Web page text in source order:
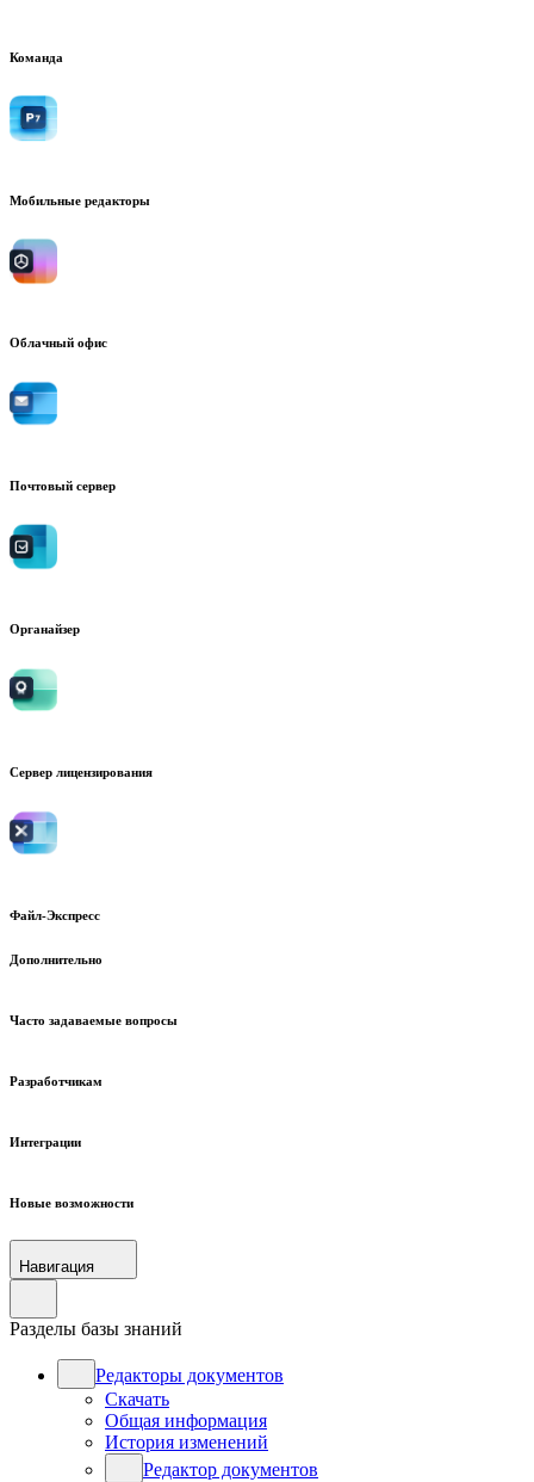
Команда
Мобильные редакторы
Облачный офис
Почтовый сервер
Органайзер
Сервер лицензирования
Файл-Экспресс
Дополнительно
Часто задаваемые вопросы
Разработчикам
Интеграции
Новые возможности
Навигация
Разделы базы знаний
Редакторы документов
Скачать
Общая информация
История изменений
Редактор документов